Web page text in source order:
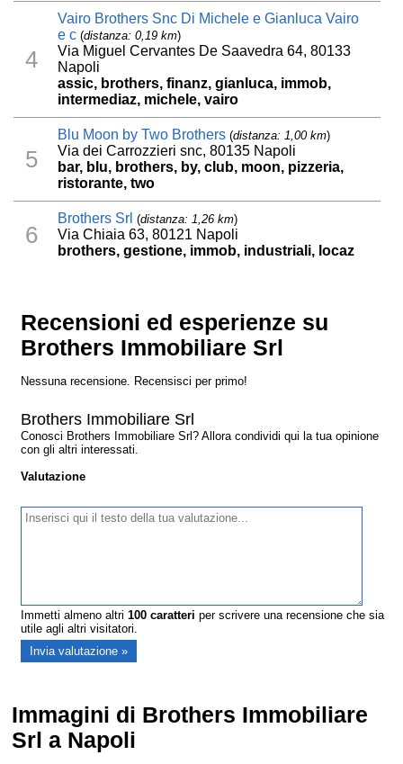
4
Vairo Brothers Snc Di Michele e Gianluca Vairo
e c (distanza: 0,19 km)
Via Miguel Cervantes De Saavedra 64, 80133
Napoli
assic, brothers, finanz, gianluca, immob,
intermediaz, michele, vairo
5
Blu Moon by Two Brothers (distanza: 1,00 km)
Via dei Carrozzieri snc, 80135 Napoli
bar, blu, brothers, by, club, moon, pizzeria,
ristorante, two
6
Brothers Srl (distanza: 1,26 km)
Via Chiaia 63, 80121 Napoli
brothers, gestione, immob, industriali, locaz
Recensioni ed esperienze su
Brothers Immobiliare Srl
Nessuna recensione. Recensisci per primo!
Brothers Immobiliare Srl
Conosci Brothers Immobiliare Srl? Allora condividi qui la tua opinione
con gli altri interessati.
Valutazione
Immetti almeno altri100 caratteri per scrivere una recensione che sia
utile agli altri visitatori.
Immagini di Brothers Immobiliare
Srl a Napoli